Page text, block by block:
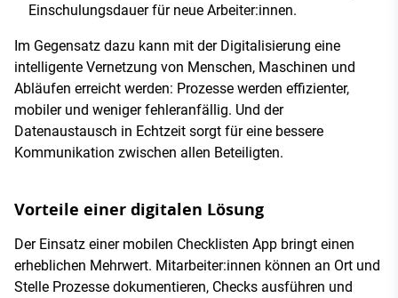
Einschulungsdauer für neue Arbeiter:innen.
Im Gegensatz dazu kann mit der Digitalisierung eine
intelligente Vernetzung von Menschen, Maschinen und
Abläufen erreicht werden: Prozesse werden effizienter,
mobiler und weniger fehleranfällig. Und der
Datenaustausch in Echtzeit sorgt für eine bessere
Kommunikation zwischen allen Beteiligten.
Vorteile einer digitalen Lösung
Der Einsatz einer mobilen Checklisten App bringt einen
erheblichen Mehrwert. Mitarbeiter:innen können an Ort und
Stelle Prozesse dokumentieren, Checks ausführen und